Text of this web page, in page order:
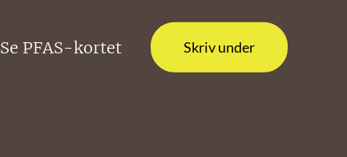
Se PFAS-kortet Skriv under